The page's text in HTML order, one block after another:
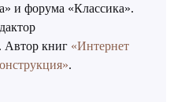
и форума «Классика».
Автор книг «Интернет
.